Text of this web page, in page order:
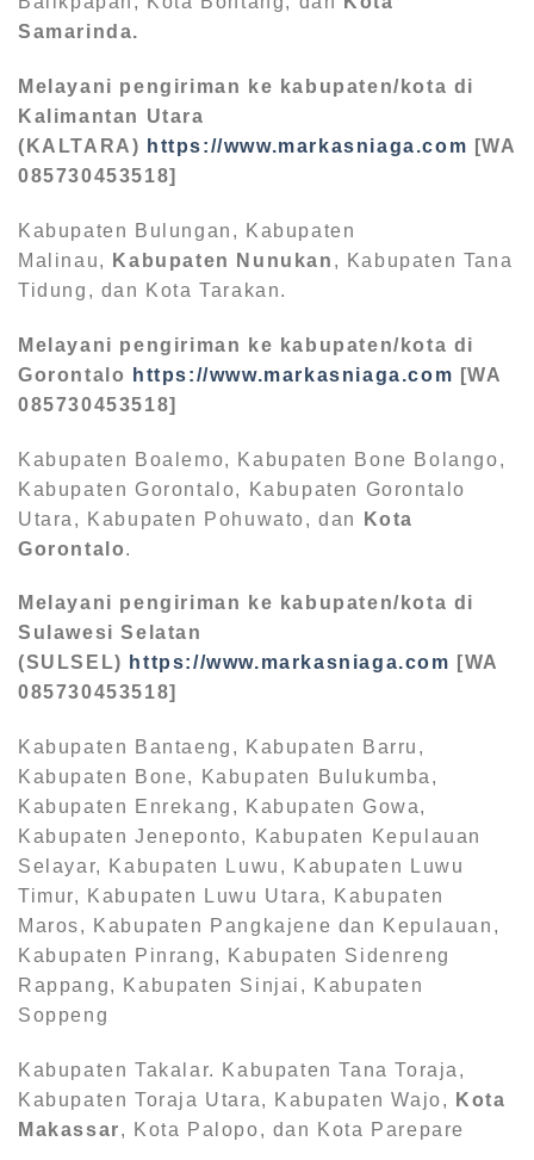
Samarinda.
Melayani pengiriman ke kabupaten/kota di
Kalimantan Utara
(KALTARA) https://www.markasniaga.com [WA
085730453518]
Kabupaten Bulungan, Kabupaten
Malinau,
Kabupaten Nunukan , Kabupaten Tana
Tidung, dan Kota Tarakan.
Melayani pengiriman ke kabupaten/kota di
Gorontalo
https://www.markasniaga.com [WA
085730453518]
Kabupaten Boalemo, Kabupaten Bone Bolango,
Kabupaten Gorontalo, Kabupaten Gorontalo
Utara, Kabupaten Pohuwato, dan
Kota
Gorontalo.
Melayani pengiriman ke kabupaten/kota di
Sulawesi Selatan
(SULSEL) https://www.markasniaga.com [WA
085730453518]
Kabupaten Bantaeng, Kabupaten Barru,
Kabupaten Bone, Kabupaten Bulukumba,
Kabupaten Enrekang, Kabupaten Gowa,
Kabupaten Jeneponto, Kabupaten Kepulauan
Selayar, Kabupaten Luwu, Kabupaten Luwu
Timur, Kabupaten Luwu Utara, Kabupaten
Maros, Kabupaten Pangkajene dan Kepulauan,
Kabupaten Pinrang, Kabupaten Sidenreng
Rappang, Kabupaten Sinjai, Kabupaten
Soppeng
Kabupaten Takalar. Kabupaten Tana Toraja,
Kabupaten Toraja Utara, Kabupaten Wajo,
Kota
Makassar, Kota Palopo, dan Kota Parepare